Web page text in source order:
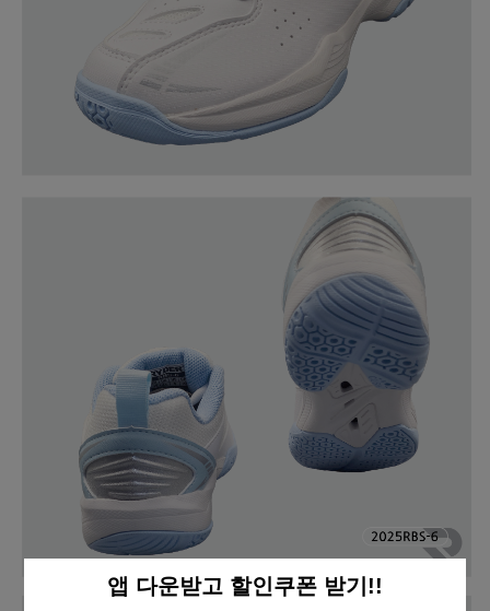
앱 다운받고 할인쿠폰 받기!!